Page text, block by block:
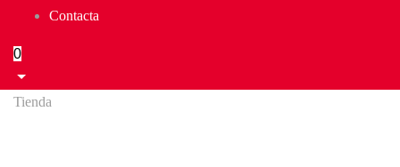
Contacta
0
Tienda